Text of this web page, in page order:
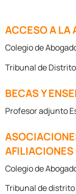
ACCESO A LA
Colegio de
Tribunal de
BECAS Y
Profesor adjunto
AFILIACIONES
Colegio de
Tribunal de